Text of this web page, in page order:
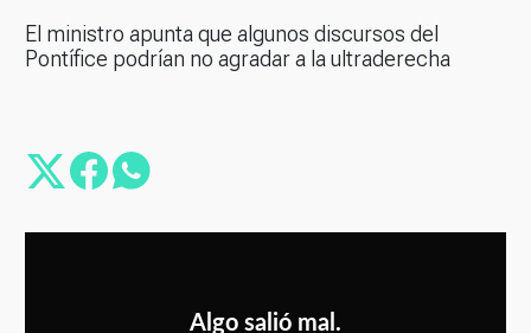
El ministro apunta que algunos discursos del
Pontífice podrían no agradar a la ultraderecha